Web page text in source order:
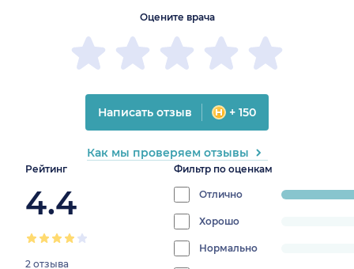
Рейтинг
4.4
2 отзыва
Фильтр по оценкам
Отлично
progress:
Хорошо
0%
Нормально
Оцените врача
Написать отзыв + 150
Как мы проверяем отзывы